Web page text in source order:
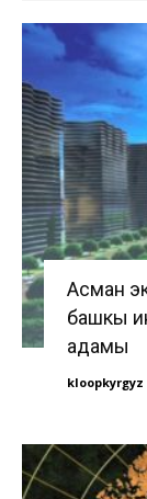
Асман
башкы
адамы
kloopkyrgyz